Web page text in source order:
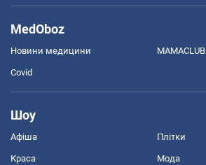
MedOboz
Новини медицини MAMACLUB
Covid
Шоу
Афіша Плітки
Краса Мода